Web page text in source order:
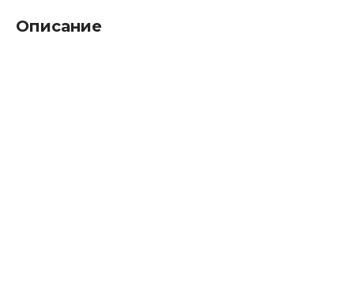
Описание